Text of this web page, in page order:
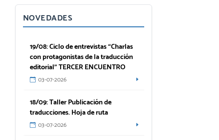
NOVEDADES
19/08: Ciclo de entrevistas “Charlas
con protagonistas de la traducción
editorial” TERCER ENCUENTRO
03-07-2026
18/09: Taller Publicación de
traducciones. Hoja de ruta
03-07-2026